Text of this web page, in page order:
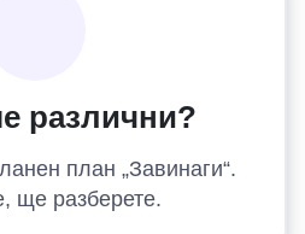
различни?
план „Завинаги“.
ще разберете.